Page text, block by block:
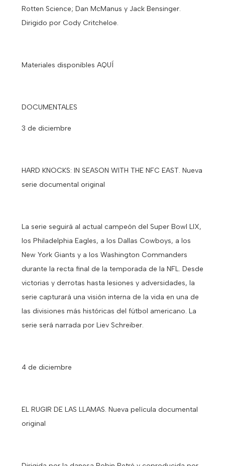
Rotten Science; Dan McManus y Jack Bensinger.
Dirigido por Cody Critcheloe.
Materiales disponibles AQUÍ
DOCUMENTALES
3 de diciembre
HARD KNOCKS: IN SEASON WITH THE NFC EAST. Nueva
serie documental original
La serie seguirá al actual campeón del Super Bowl LIX,
los Philadelphia Eagles, a los Dallas Cowboys, a los
New York Giants y a los Washington Commanders
durante la recta final de la temporada de la NFL. Desde
victorias y derrotas hasta lesiones y adversidades, la
serie capturará una visión interna de la vida en una de
las divisiones más históricas del fútbol americano. La
serie será narrada por Liev Schreiber.
4 de diciembre
EL RUGIR DE LAS LLAMAS. Nueva película documental
original